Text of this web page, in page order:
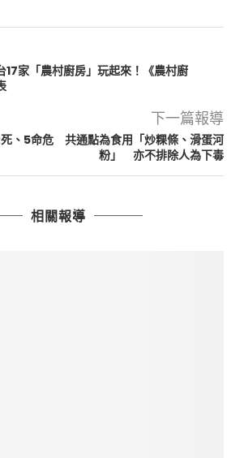
家「農村廚房」玩起來！《農村廚
下一篇報導
、5命危 共通點為食用「炒粿條、滑蛋河
粉」 亦不排除人為下毒
相關報導